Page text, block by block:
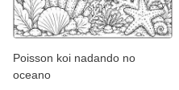
Poisson koi nadando no
oceano